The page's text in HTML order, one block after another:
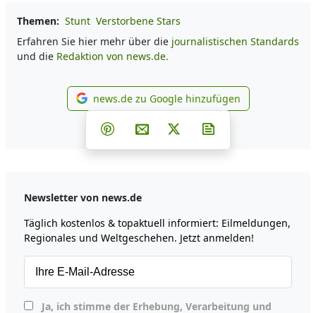
Themen: Stunt Verstorbene Stars
Erfahren Sie hier mehr über die journalistischen Standards
und die Redaktion von news.de.
news.de zu Google
news.de zu Google hinzufügen
Teilen auf Facebook
Teilen auf Whatsapp
Teilen auf Telegram
Teilen auf Pinterest
Per E-Mail teilen
Post auf X
Newsletter von news.de
Täglich kostenlos & topaktuell informiert: Eilmeldungen,
Regionales und Weltgeschehen. Jetzt anmelden!